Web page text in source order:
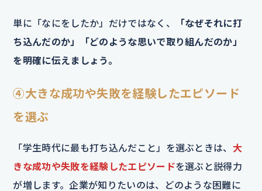
単に「なにをしたか」だけではなく、
「なぜそれに打
ち込んだのか」「どのような思いで取り組んだのか」
を明確に伝えましょう。
④大きな成功や失敗を経験したエピソード
を選ぶ
「学生時代に最も打ち込んだこと」を選ぶときは、 大
きな成功や失敗を経験したエピソードを選ぶと説得力
が増します。企業が知りたいのは、どのような困難に